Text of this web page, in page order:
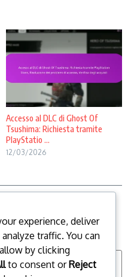
Accesso al DLC di Ghost Of
Tsushima: Richiesta tramite
PlayStatio ...
12/03/2026
Required fields are
experience, deliver
traffic. You can
by clicking
to consent orReject